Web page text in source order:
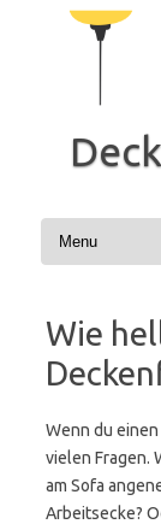
Wie
Wenn du
vielen Fragen.
am Sofa
Arbeitsecke?